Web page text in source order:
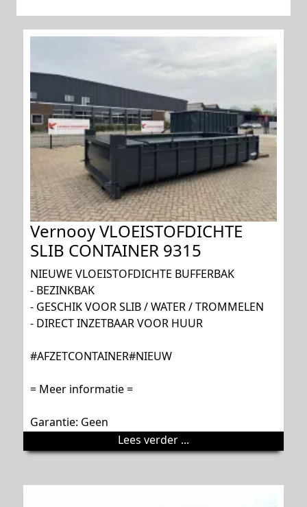
Vernooy VLOEISTOFDICHTE
SLIB CONTAINER 9315
NIEUWE VLOEISTOFDICHTE BUFFERBAK
- BEZINKBAK
- GESCHIK VOOR SLIB / WATER / TROMMELEN
- DIRECT INZETBAAR VOOR HUUR
#AFZETCONTAINER#NIEUW
= Meer informatie =
Garantie: Geen
Lees verder ...